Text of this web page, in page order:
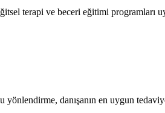
terapi ve beceri eğitimi programları
danışanın en uygun